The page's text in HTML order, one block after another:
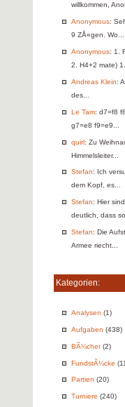
willkommen,
Anonymous:
9 ZÅ«gen. Wo...
Anonymous: 1.
2. H4+2 mate)
Andreas Klein:
des...
Le Tam: d7=f8
g7=e8 f9=e9...
quirl: Zu
Himmelsleiter...
Stefan: Ich
dem Kopf, es...
Stefan: Hier
deutlich, dass
Stefan: Die
Armee riecht...
Kategorien:
Analysen (1)
Aufgaben (438)
BÃ¼cher(2)
FundstÃ¼cke
Partien (20)
Turniere (240)